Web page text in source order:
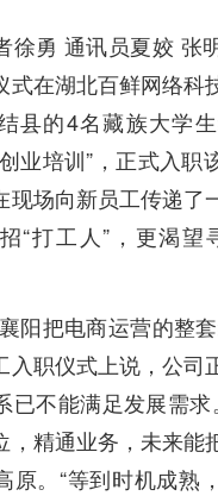
徐勇 通讯员夏姣 张
在湖北百鲜网络科
县的4名藏族大学
业培训”，正式入职
现场向新员工传递了
“打工人”，更渴望
阳把电商运营的整
入职仪式上说，公司
已不能满足发展需
，精通业务，未来能
原。“等到时机成熟